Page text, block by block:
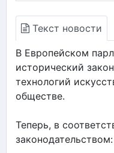
Текст новости
В Европейском
исторический
технологий
обществе.
Теперь, в
законодательством: